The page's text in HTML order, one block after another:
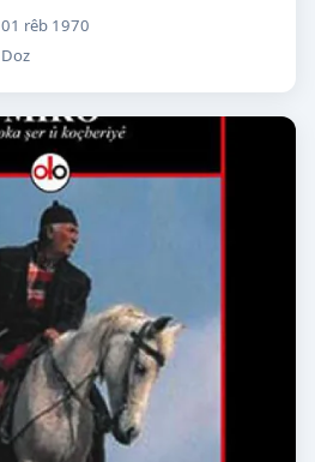
01 rêb 1970
Doz